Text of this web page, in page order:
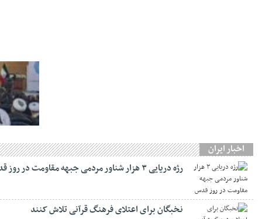
اخبار ایران
رژه دریایی ۳ هزار شناور مردمی جبهه مقاومت در روز قدس
نخبگان برای اعتلای فرهنگ قرآنی تلاش کنند